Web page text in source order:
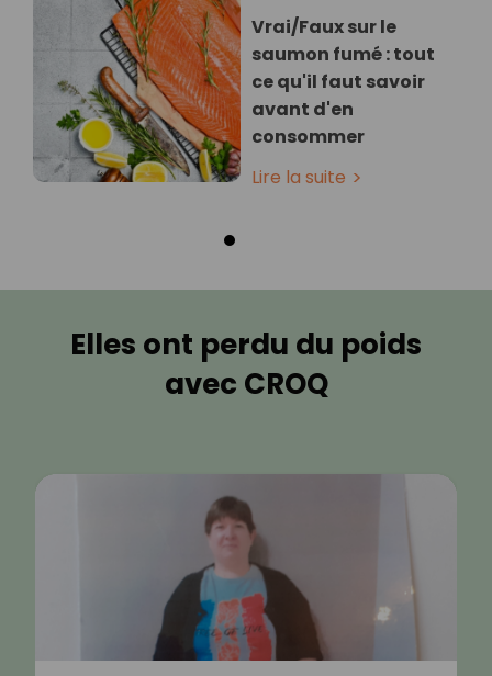
Vrai/Faux sur le
saumon fumé : tout
ce qu'il faut savoir
avant d'en
consommer
Lire la suite
Elles ont perdu du poids
avec CROQ